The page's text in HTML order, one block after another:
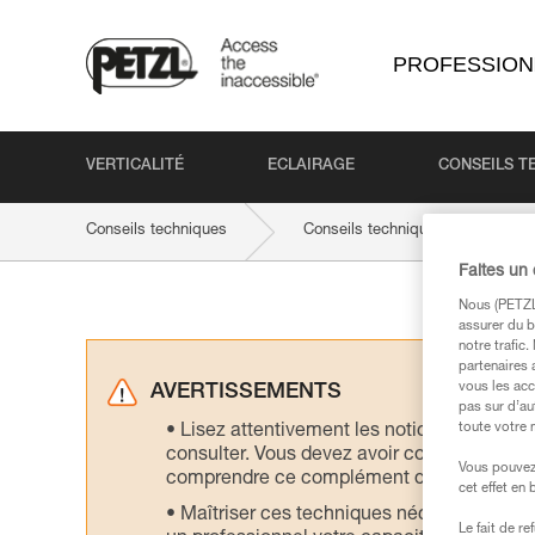
VERTICALITÉ ECLAIRAGE CONSEILS
Conseils techniques Conseils techniques par produit
AVERTISSEMENTS
Lisez attentivement les notices
consulter. Vous devez avoir compris les
comprendre ce complément d’informations.
Maîtriser ces techniques nécessite une
Faites un
Nous
assurer du
notre trafic.
partenaires
vous les
pas sur
toute votre
Vous
cet effet en
Le fait de